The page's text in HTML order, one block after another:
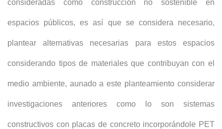
consideradas como construcción no sostenible en
espacios públicos, es así que se considera necesario,
plantear alternativas necesarias para estos espacios
considerando tipos de materiales que contribuyan con el
medio ambiente, aunado a este planteamiento considerar
investigaciones anteriores como lo son sistemas
constructivos con placas de concreto incorporándole PET